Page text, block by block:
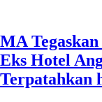
MA
Eks Hotel
Terpatahkan